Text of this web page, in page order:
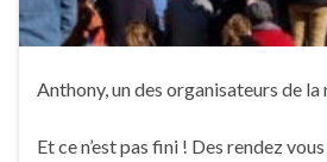
Anthony, un des organisateurs de
Et ce n’est pas fini ! Des rendez